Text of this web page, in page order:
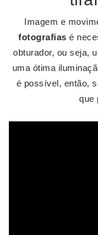
Imagem e
fotografias é
obturador, ou seja,
uma ótima
é possível, então,
que